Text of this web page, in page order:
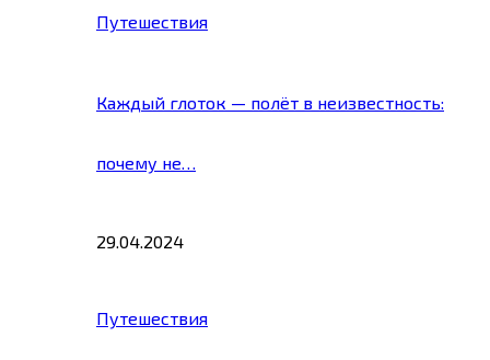
Путешествия
Каждый глоток — полёт в неизвестность:
почему не…
29.04.2024
Путешествия